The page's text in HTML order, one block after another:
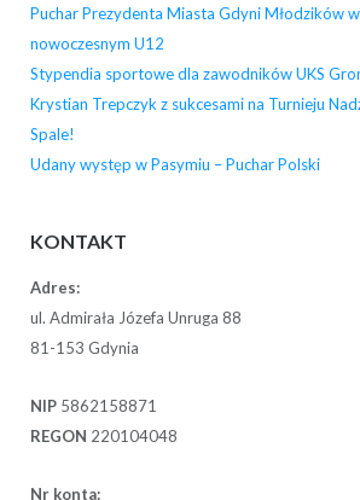
Puchar Prezydenta Miasta Gdyni Młodzików
nowoczesnym U12
Stypendia sportowe dla zawodników UKS
Krystian Trepczyk z sukcesami na Turnieju
Spale!
Udany występ w Pasymiu – Puchar Polski
KONTAKT
Adres:
ul. Admirała Józefa Unruga 88
81-153 Gdynia
NIP 5862158871
REGON 220104048
Nr konta: